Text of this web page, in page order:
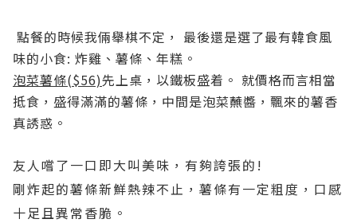
點餐的時候我倆舉棋不定， 最後還是選了最有韓食風
味的小食: 炸雞、薯條、年糕。
泡菜薯條($56)先上桌，以鐵板盛着。 就價格而言相當
抵食，盛得滿滿的薯條，中間是泡菜蘸醬，飄來的薯香
真誘惑。
友人嚐了一口即大叫美味，有夠誇張的!
剛炸起的薯條新鮮熱辣不止，薯條有一定粗度，口感
十足且異常香脆。